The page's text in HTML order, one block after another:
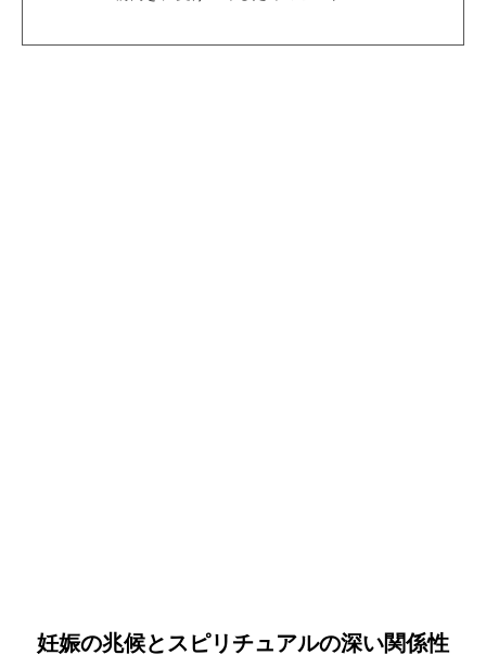
妊娠の兆候とスピリチュアルの深い関係性